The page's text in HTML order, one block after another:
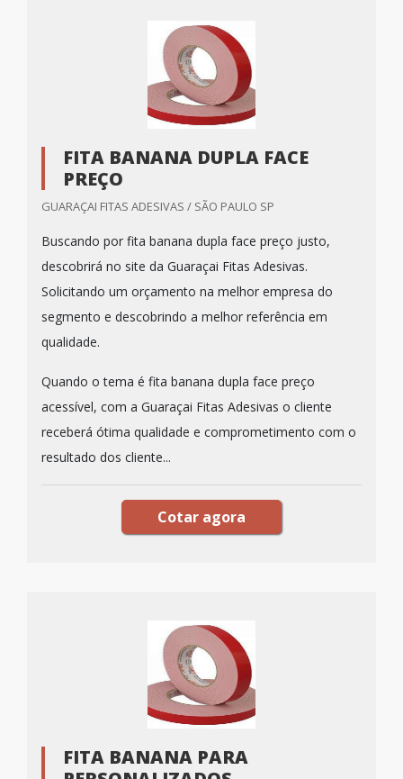
FITA BANANA DUPLA FACE
PREÇO
GUARAÇAI FITAS ADESIVAS / SÃO PAULO SP
Buscando por fita banana dupla face preço justo,
descobrirá no site da Guaraçai Fitas Adesivas.
Solicitando um orçamento na melhor empresa do
segmento e descobrindo a melhor referência em
qualidade.
Quando o tema é fita banana dupla face preço
acessível, com a Guaraçai Fitas Adesivas o cliente
receberá ótima qualidade e comprometimento com o
resultado dos cliente...
Cotar agora
FITA BANANA PARA